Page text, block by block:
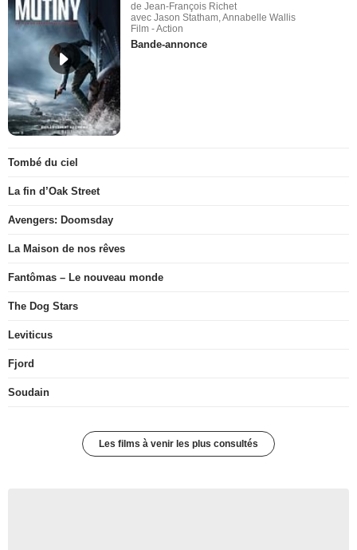
de Jean-François Richet
avec Jason Statham, Annabelle Wallis
Film - Action
Bande-annonce
Tombé du ciel
La fin d’Oak Street
Avengers: Doomsday
La Maison de nos rêves
Fantômas – Le nouveau monde
The Dog Stars
Leviticus
Fjord
Soudain
Les films à venir les plus consultés